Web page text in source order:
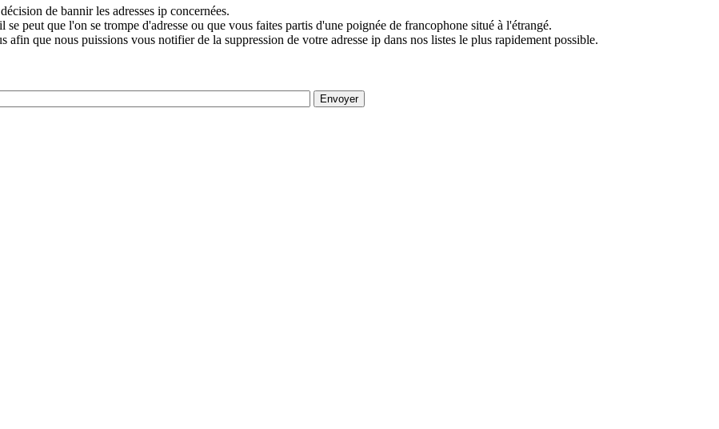
de bannir les adresses ip concernées.
peut que l'on se trompe d'adresse ou que vous faites partis d'une poignée de francophone situé à l'étrangé.
que nous puissions vous notifier de la suppression de votre adresse ip dans nos listes le plus rapidement possible.